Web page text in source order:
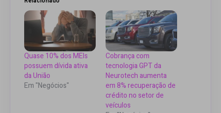
Quase 10% dos MEIs
possuem dívida ativa
da União
Em "Negócios"
Cobrança com
tecnologia GPT da
Neurotech aumenta
em 8% recuperação de
crédito no setor de
veículos